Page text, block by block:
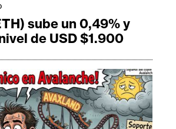
sube un 0,49% y
de USD $1.900